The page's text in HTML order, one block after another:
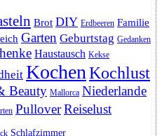
Brot DIY Erdbeeren Familie
Garten Geburtstag Gedanken
Haustausch Kekse
Kochen Kochlust
Beauty Mallorca Niederlande
PulloverReiselust
Schlafzimmer